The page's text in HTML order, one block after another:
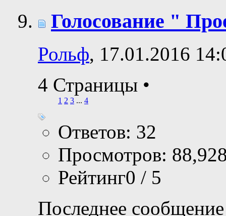
Голосование "
Рольф, 17.01.2016
4 Страницы •
1 2 3 ... 4
Ответов: 32
Просмотров:
Рейтинг0 / 5
Последнее